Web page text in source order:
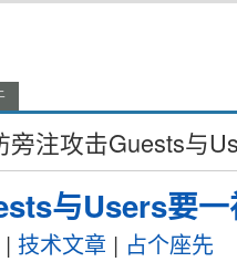
旁注攻击Guests与
与Users要
| 技术文章 | 占个座先